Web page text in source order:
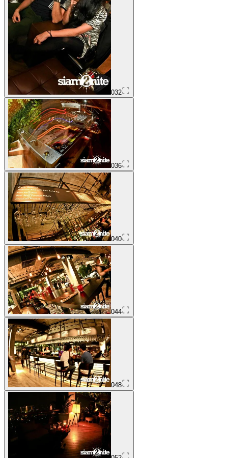
032
036
040
044
048